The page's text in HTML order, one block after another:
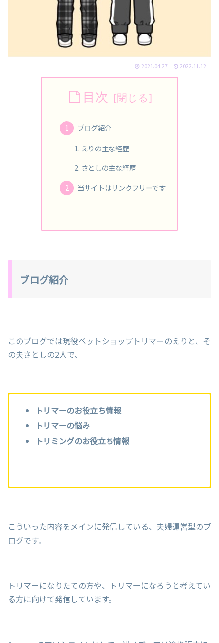
2021.04.27 2022.11.12
目次
ブログ紹介
えりの主な経歴
さとしの主な経歴
当サイトはリンクフリーです
ブログ紹介
このブログでは現役ペットショップトリマーのえりと、そ
の夫さとしの2人で、
トリマーのお役立ち情報
トリマーの悩み
トリミングのお役立ち情報
こういった内容をメインに発信している、夫婦運営型のブ
ログです。
トリマーになりたての方や、トリマーになろうと考えてい
る方に向けて発信しています。